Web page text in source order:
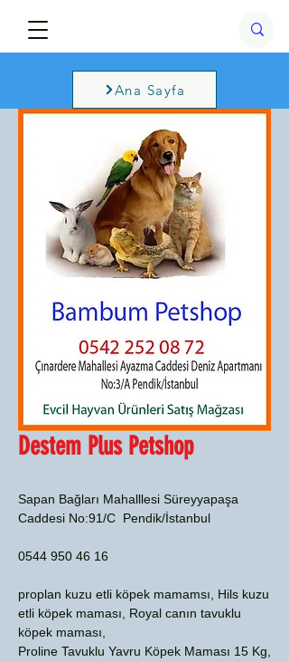
Ana Sayfa
Destem Plus Petshop
Sapan Bağları Mahalllesi Süreyyapaşa
Caddesi No:91/C Pendik/İstanbul
0544 950 46 16
proplan kuzu etli köpek mamamsı, Hils kuzu
etli köpek maması, Royal canın tavuklu
köpek maması,
Proline Tavuklu Yavru Köpek Maması 15 Kg,